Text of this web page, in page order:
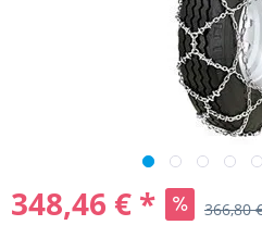
348,46 € * 366,80